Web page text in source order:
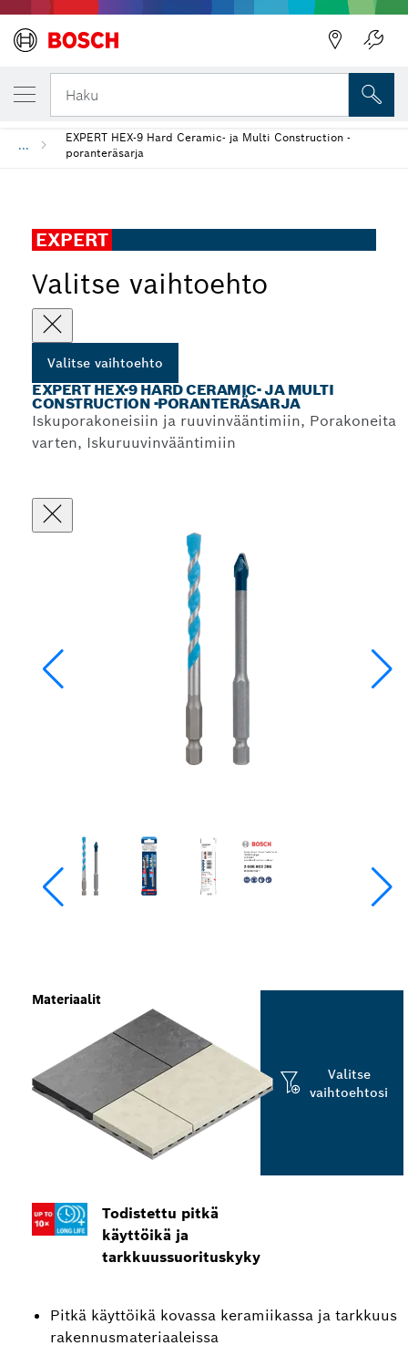
Haku
...
EXPERT HEX-9 Hard Ceramic- ja Multi Construction -
poranteräsarja
EXPERT
Valitse vaihtoehto
Valitse vaihtoehto
EXPERT HEX-9 HARD CERAMIC- JA MULTI
CONSTRUCTION -PORANTERÄSARJA
Iskuporakoneisiin ja ruuvinvääntimiin, Porakoneita
varten, Iskuruuvinvääntimiin
Todistettu pitkä
käyttöikä ja
tarkkuussuorituskyky
Pitkä käyttöikä kovassa keramiikassa ja tarkkuus
rakennusmateriaaleissa
Materiaalit
Valitse
vaihtoehtosi
VALITSEMASI VAIHTOEHTO
EXPERT HEX-9 Hard Ceramic- ja Multi